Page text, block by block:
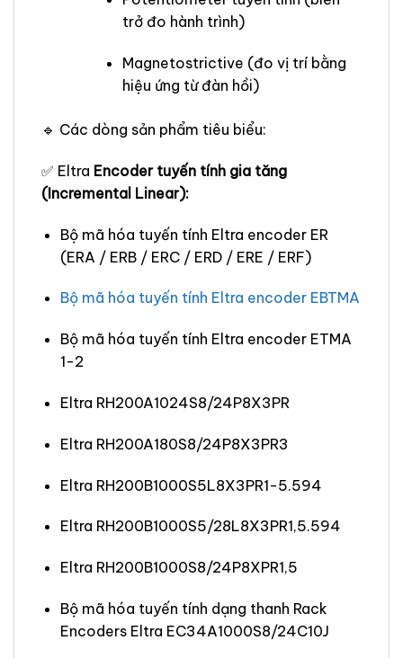
trở đo hành trình)
Magnetostrictive (đo vị trí bằng
hiệu ứng từ đàn hồi)
🔹 Các dòng sản phẩm tiêu biểu:
✅ Eltra Encoder tuyến tính gia tăng
(Incremental Linear):
Bộ mã hóa tuyến tính Eltra encoder ER
(ERA / ERB / ERC / ERD / ERE / ERF)
Bộ mã hóa tuyến tính Eltra encoder EBTMA
Bộ mã hóa tuyến tính Eltra encoder ETMA
1-2
Eltra RH200A1024S8/24P8X3PR
Eltra RH200A180S8/24P8X3PR3
Eltra RH200B1000S5L8X3PR1-5.594
Eltra RH200B1000S5/28L8X3PR1,5.594
Eltra RH200B1000S8/24P8XPR1,5
Bộ mã hóa tuyến tính dạng thanh Rack
Encoders Eltra EC34A1000S8/24C10J